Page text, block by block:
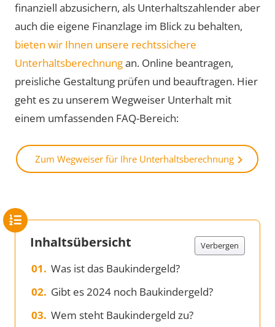
finanziell abzusichern, als Unterhaltszahlender aber
auch die eigene Finanzlage im Blick zu behalten,
bieten wir Ihnen unsere rechtssichere
Unterhaltsberechnungan. Online beantragen,
preisliche Gestaltung prüfen und beauftragen. Hier
geht es zu unserem Wegweiser Unterhalt mit
einem umfassenden FAQ-Bereich:
Zum Wegweiser für Ihre Unterhaltsberechnung
Inhaltsübersicht Verbergen
Was ist das Baukindergeld?
Gibt es 2024 noch Baukindergeld?
Wem steht Baukindergeld zu?